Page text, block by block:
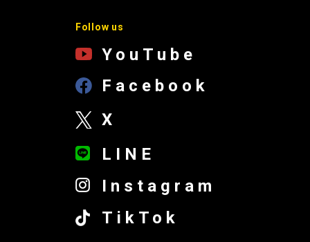
Follow us
YouTube
Facebook
X
LINE
Instagram
TikTok